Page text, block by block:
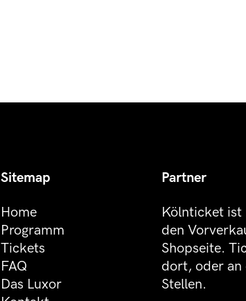
Sitemap
Home
Programm
Tickets
FAQ
Das Luxor
Partner
Kölnticket ist
den
Shopseite.
dort, oder an
Stellen.